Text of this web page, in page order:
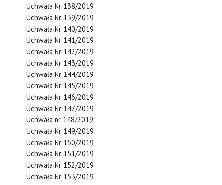
Uchwała Nr 138/2019
Uchwała Nr 139/2019
Uchwała Nr 140/2019
Uchwała Nr 141/2019
Uchwała Nr 142/2019
Uchwała Nr 143/2019
Uchwała Nr 144/2019
Uchwała Nr 145/2019
Uchwała Nr 146/2019
Uchwała Nr 147/2019
Uchwała nr 148/2019
Uchwała Nr 149/2019
Uchwała Nr 150/2019
Uchwała Nr 151/2019
Uchwała Nr 152/2019
Uchwała Nr 153/2019